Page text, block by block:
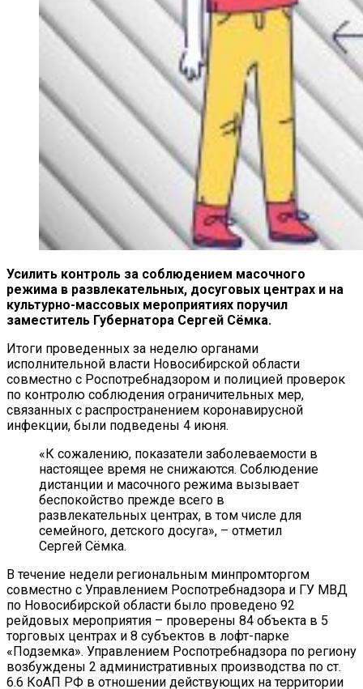
Усилить контроль за соблюдением масочного
режима в развлекательных, досуговых центрах и на
культурно-массовых мероприятиях поручил
заместитель Губернатора Сергей Сёмка.
Итоги проведенных за неделю органами
исполнительной власти Новосибирской области
совместно с Роспотребнадзором и полицией проверок
по контролю соблюдения ограничительных мер,
связанных с распространением коронавирусной
инфекции, были подведены 4 июня.
«К сожалению, показатели заболеваемости в
настоящее время не снижаются. Соблюдение
дистанции и масочного режима вызывает
беспокойство прежде всего в
развлекательных центрах, в том числе для
семейного, детского досуга», – отметил
Сергей Сёмка.
В течение недели региональным минпромторгом
совместно с Управлением Роспотребнадзора и ГУ МВД
по Новосибирской области было проведено 92
рейдовых мероприятия – проверены 84 объекта в 5
торговых центрах и 8 субъектов в лофт-парке
«Подземка». Управлением Роспотребнадзора по региону
возбуждены 2 административных производства по ст.
6.6 КоАП РФ в отношении действующих на территории